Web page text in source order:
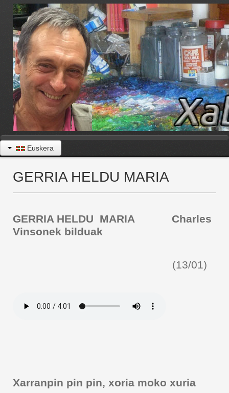
Euskera
GERRIA HELDU MARIA
GERRIA HELDU MARIA Charles
Vinsonek bilduak
(13/01)
Xarranpin pin pin, xoria moko xuria